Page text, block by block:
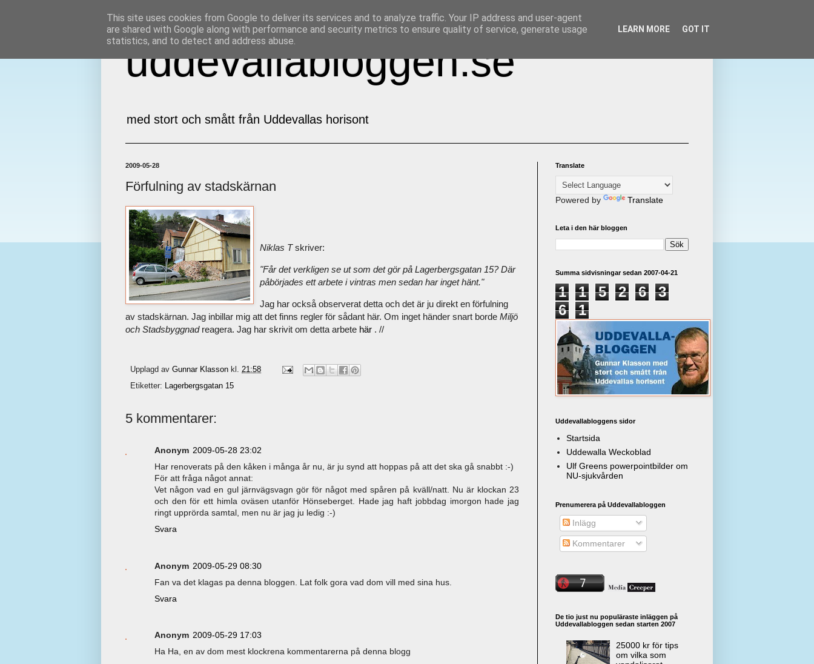
uddevallabloggen.se
med stort och smått från Uddevallas horisont
2009-05-28
Förfulning av stadskärnan
Niklas Tskriver:
"Får det verkligen se ut som det gör på Lagerbergsgatan 15? Där
påbörjades ett arbete i vintras men sedan har inget hänt."
Jag har också observerat detta och det är ju direkt en förfulning
av stadskärnan. Jag inbillar mig att det finns regler för sådant här. Om inget händer snart borde Miljö
och Stadsbyggnadreagera. Jag har skrivit om detta arbete här . //
Upplagd av Gunnar Klasson kl. 21:58
Etiketter: Lagerbergsgatan 15
5 kommentarer:
Anonym 2009-05-28 23:02
Har renoverats på den kåken i många år nu, är ju synd att hoppas på att det ska gå snabbt :-)
För att fråga något annat:
Vet någon vad en gul järnvägsvagn gör för något med spåren på kväll/natt. Nu är klockan 23
och den för ett himla oväsen utanför Hönseberget. Hade jag haft jobbdag imorgon hade jag
ringt upprörda samtal, men nu är jag ju ledig :-)
Svara
Anonym 2009-05-29 08:30
Fan va det klagas pa denna bloggen. Lat folk gora vad dom vill med sina hus.
Svara
Anonym 2009-05-29 17:03
Ha Ha, en av dom mest klockrena kommentarerna på denna blogg
Translate
Powered by Translate
Leta i den här bloggen
Summa sidvisningar sedan 2007-04-21
1 1 5 2 6
3
6
1
Uddevallabloggens sidor
Startsida
Uddewalla Weckoblad
Ulf Greens powerpointbilder om
NU-sjukvården
Prenumerera på Uddevallabloggen
Inlägg
Kommentarer
De tio just nu populäraste inläggen på
Uddevallabloggen sedan starten 2007
25000 kr för tips
om vilka som
This site uses cookies from Google to deliver its services and to analyze traffic. Your IP address and user-agent
are shared with Google along with performance and security metrics to ensure quality of service, generate usage
statistics, and to detect and address abuse.
LEARN MORE GOT IT